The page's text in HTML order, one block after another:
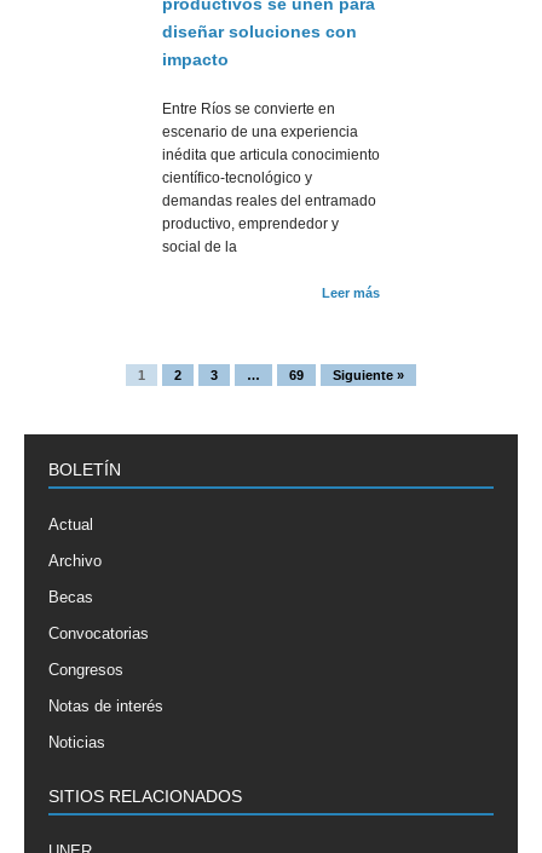
productivos se unen para
diseñar soluciones con
impacto
Entre Ríos se convierte en
escenario de una experiencia
inédita que articula conocimiento
científico-tecnológico y
demandas reales del entramado
productivo, emprendedor y
social de la
Leer más
1 2 3 … 69 Siguiente »
BOLETÍN
Actual
Archivo
Becas
Convocatorias
Congresos
Notas de interés
Noticias
SITIOS RELACIONADOS